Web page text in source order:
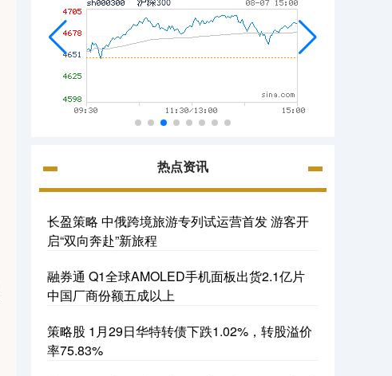
热点资讯
长盈策略 中俄跨境旅游专列试运营首发 游客开
启“双向奔赴”新旅程
融券通 Q1全球AMOLED手机面板出货2.1亿片
中国厂商份额五成以上
策略股 1月29日华特转债下跌1.02%，转股溢价
率75.83%